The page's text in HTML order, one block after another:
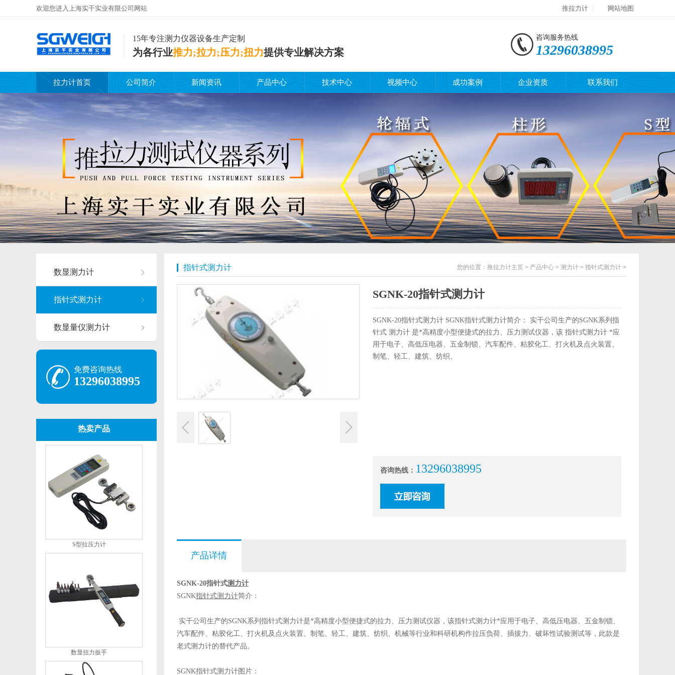
欢迎您进入上海实干实业有限公司网站 推拉力计 网站地图
15年专注测力仪器设备生产定制
为各行业推力;拉力;压力;扭力提供专业解决方案
咨询服务热线
13296038995
拉力计首页 公司简介 新闻资讯 产品中心 技术中心 视频中心 成功案例 企业资质 联系我们
数显测力计
指针式测力计
数显量仪测力计
免费咨询热线
13296038995
热卖产品
S型拉压力计
数显扭力扳手
指针式测力计 您的位置： 推拉力计主页 > 产品中心 > 测力计 > 指针式测力计 >
SGNK-20指针式测力计
SGNK-20指针式测力计 SGNK指针式测力计简介： 实干公司生产的SGNK系列指
针式 测力计 是*高精度小型便捷式的拉力、压力测试仪器，该 指针式测力计 *应
用于电子、高低压电器、五金制锁、汽车配件、粘胶化工、打火机及点火装置、
制笔、轻工、建筑、纺织、
咨询热线： 13296038995
产品详情
SGNK-20指针式测力计
SGNK指针式测力计简介：
实干公司生产的SGNK系列指针式测力计是*高精度小型便捷式的拉力、压力测试仪器，该指针式测力计*应用于电子、高低压电器、五金制锁、
汽车配件、粘胶化工、打火机及点火装置、制笔、轻工、建筑、纺织、机械等行业和科研机构作拉压负荷、插拔力、破坏性试验测试等，此款是
老式测力计的替代产品。
SGNK指针式测力计图片：